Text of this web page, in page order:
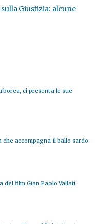
Giustizia: alcune
ci presenta le sue
che accompagna il ballo sardo
del film Gian Paolo Vallati